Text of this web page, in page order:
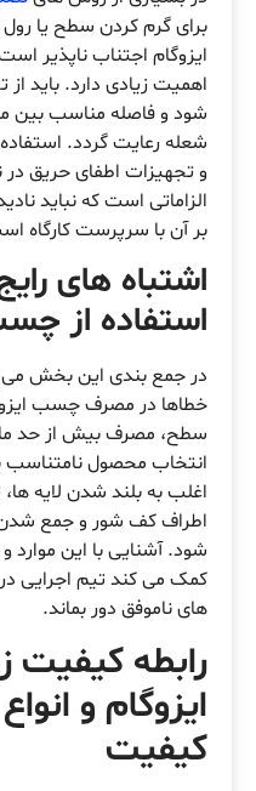
برای گرم کردن سطح یا
ایزوگام اجتناب ناپذیر
اهمیت زیادی دارد. باید
شود و فاصله مناسب بین
شعله رعایت گردد.
و تجهیزات اطفای حریق
الزاماتی است که نباید
بر آن با سرپرست کارگاه
اشتباه های
استفاده از
در جمع بندی این بخش
خطاها در مصرف چسب
سطح، مصرف بیش از حد
انتخاب محصول نامتناسب
اغلب به بلند شدن لایه
اطراف کف شور و جمع
شود. آشنایی با این
کمک می کند تیم اجرایی در
های ناموفق دور بماند.
رابطه
ایزوگام و
کیفیت